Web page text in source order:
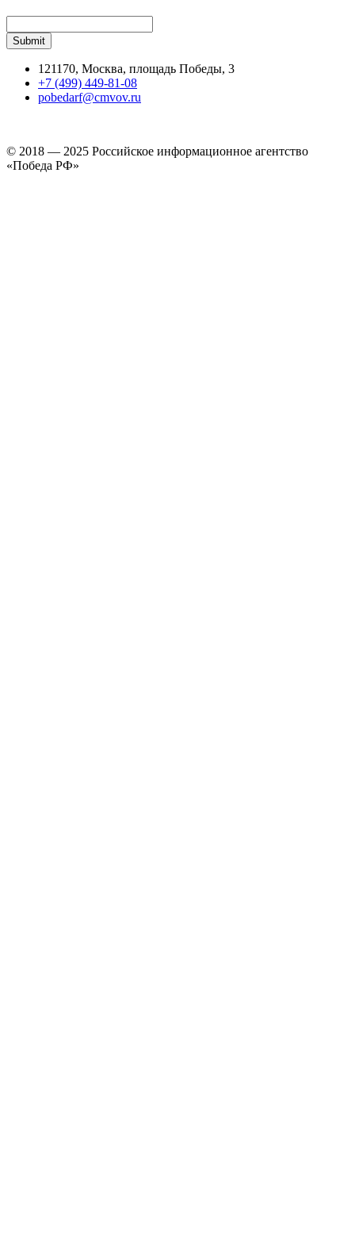
121170, Москва, площадь Победы, 3
+7 (499) 449-81-08
pobedarf@cmvov.ru
© 2018 — 2025 Российское информационное агентство
«Победа РФ»